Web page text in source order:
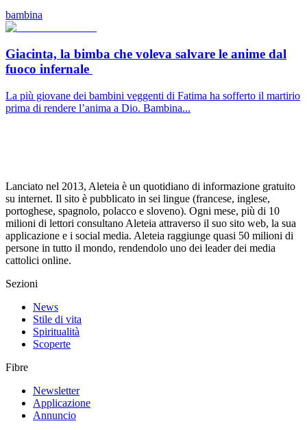
bambina
Giacinta, la bimba che voleva salvare le anime dal
fuoco infernale
La più giovane dei bambini veggenti di Fatima ha sofferto il martirio
prima di rendere l’anima a Dio. Bambina...
Lanciato nel 2013, Aleteia è un quotidiano di informazione gratuito
su internet. Il sito è pubblicato in sei lingue (francese, inglese,
portoghese, spagnolo, polacco e sloveno). Ogni mese, più di 10
milioni di lettori consultano Aleteia attraverso il suo sito web, la sua
applicazione e i social media. Aleteia raggiunge quasi 50 milioni di
persone in tutto il mondo, rendendolo uno dei leader dei media
cattolici online.
Sezioni
News
Stile di vita
Spiritualità
Scoperte
Fibre
Newsletter
Applicazione
Annuncio